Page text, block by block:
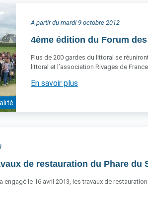
A partir du mardi 9 octobre 2012
4ème édition du Forum
Plus de 200 gardes du littoral se
littoral et l’association Rivages de
En savoir plus
de restauration du Phare du
engagé le 16 avril 2013, les travaux de